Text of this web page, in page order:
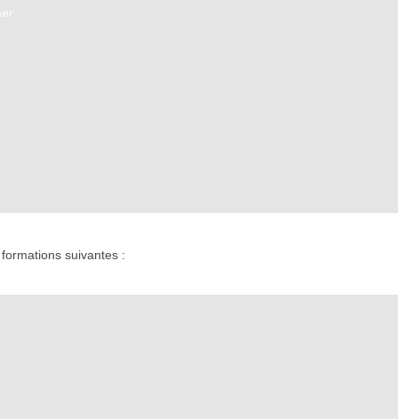
suivantes :